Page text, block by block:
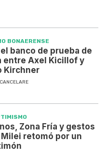
BONAERENSE
banco de prueba de
entre Axel Kicillof y
Kirchner
Zona Fría y gestos
Milei retomó por un